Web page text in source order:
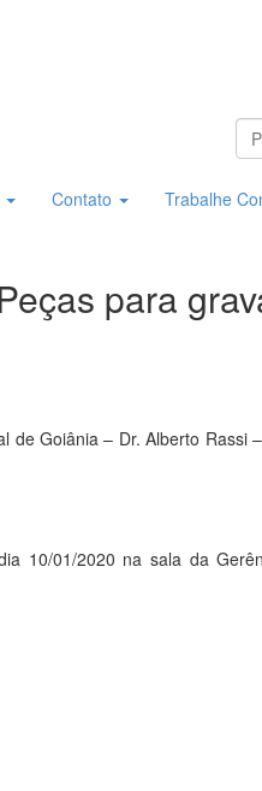
Contato Trabalhe
para
de Goiânia – Dr. Alberto Rassi
10/01/2020 na sala da